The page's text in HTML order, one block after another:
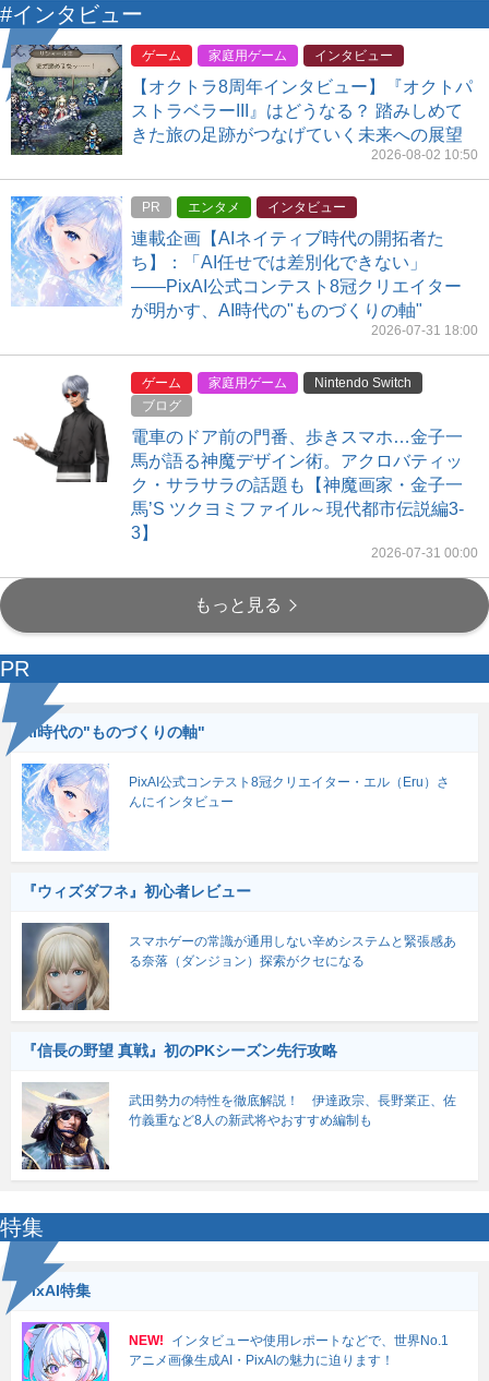
#インタビュー
ゲーム 家庭用ゲーム インタビュー
【オクトラ8周年インタビュー】『オクトパ
ストラベラーIII』はどうなる？ 踏みしめて
きた旅の足跡がつなげていく未来への展望
2026-08-02 10:50
PR エンタメ インタビュー
連載企画【AIネイティブ時代の開拓者た
ち】：「AI任せでは差別化できない」
――PixAI公式コンテスト8冠クリエイター
が明かす、AI時代の"ものづくりの軸"
2026-07-31 18:00
ゲーム 家庭用ゲーム
Nintendo Switch
ブログ
電車のドア前の門番、歩きスマホ…金子一
馬が語る神魔デザイン術。アクロバティッ
ク・サラサラの話題も【神魔画家・金子一
馬’S ツクヨミファイル～現代都市伝説編3-
3】
2026-07-31 00:00
もっと見る
PR
AI時代の"ものづくりの軸"
PixAI公式コンテスト8冠クリエイター・エル（Eru）さ
んにインタビュー
『ウィズダフネ』初心者レビュー
スマホゲーの常識が通用しない辛めシステムと緊張感あ
る奈落（ダンジョン）探索がクセになる
『信長の野望 真戦』初のPKシーズン先行攻略
武田勢力の特性を徹底解説！ 伊達政宗、長野業正、佐
竹義重など8人の新武将やおすすめ編制も
特集
PixAI特集
NEW!
インタビューや使用レポートなどで、世界No.1
アニメ画像生成AI・PixAIの魅力に迫ります！